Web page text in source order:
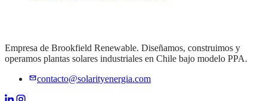
Empresa de Brookfield Renewable. Diseñamos, construimos y
operamos plantas solares industriales en Chile bajo modelo PPA.
contacto@solarityenergia.com